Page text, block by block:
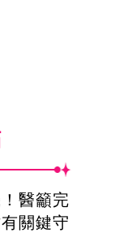
醫籲完
關鍵守